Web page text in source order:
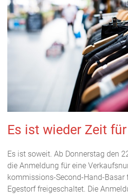
Es ist wieder Zeit
Es ist soweit. Ab Donnerstag den
die Anmeldung für eine
kommissions-Second-Hand-Basar
Egestorf freigeschaltet. Die